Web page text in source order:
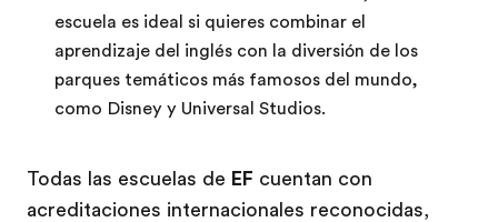
escuela es ideal si quieres combinar el
aprendizaje del inglés con la diversión de los
parques temáticos más famosos del mundo,
como Disney y Universal Studios.
Todas las escuelas de EF cuentan con
acreditaciones internacionales reconocidas,